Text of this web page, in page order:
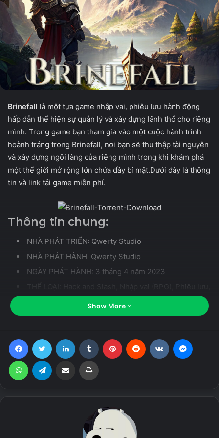
Brinefall là một tựa game nhập vai, phiêu lưu hành động
hấp dẫn thể hiện sự quản lý và xây dựng lãnh thổ cho riêng
mình. Trong game bạn tham gia vào một cuộc hành trình
hoành tráng trong Brinefall, nơi bạn sẽ thu thập tài nguyên
và xây dựng ngôi làng của riêng mình trong khi khám phá
một thế giới mở rộng lớn chứa đầy bí mật.Dưới đây là thông
tin và link tải game miễn phí.
Thông tin chung:
NHÀ PHÁT TRIỂN: Qwerty Studio
NHÀ PHÁT HÀNH: Qwerty Studio
NGÀY PHÁT HÀNH: 3 tháng 4 năm 2023
Trải nghiệm cuộc phiêu lưu cuối cùng trong Brinefall, nơi
bạn sẽ thu thập tài nguyên, xây dựng và mở rộng ngôi làng
của riêng mình, đồng thời khám phá bí mật của một thế giới
mở rộng lớn. Khám phá những khu rừng rậm rạp, những
phá những kho báu ẩn giấu của thế giới. Chiến đấu với
những kẻ thù hung dữ và thu thập chiến lợi phẩm có giá trị
khi bạn tiến bộ trong cuộc hành trình. Với sự pha trộn độc
Show More
FacebookTwitter LinkedIn Tumblr Pinterest Reddit VKontakte
WhatsAppTelegram Share via Email Print